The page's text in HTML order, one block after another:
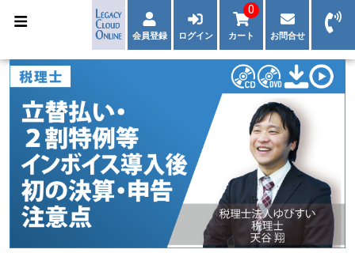
会員登録 ログイン カート
0
お問合せ